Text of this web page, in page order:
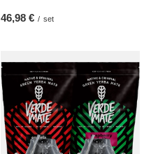
46,98 € / set